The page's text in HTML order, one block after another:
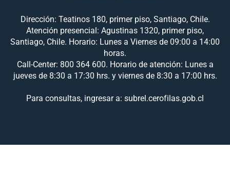
Dirección: Teatinos 180, primer piso, Santiago, Chile.
Atención presencial: Agustinas 1320, primer piso,
Santiago, Chile. Horario: Lunes a Viernes de 09:00 a 14:00
horas.
Call-Center: 800 364 600. Horario de atención: Lunes a
jueves de 8:30 a 17:30 hrs. y viernes de 8:30 a 17:00 hrs.
Para consultas, ingresar a: subrel.cerofilas.gob.cl